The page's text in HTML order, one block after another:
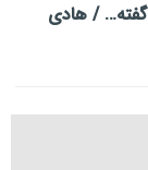
/ هادی